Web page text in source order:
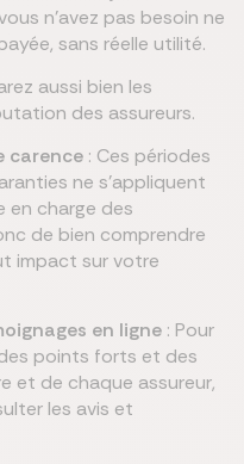
n’avez pas besoin ne
sans réelle utilité.
aussi bien les
des assureurs.
carence: Ces périodes
ne s'appliquent
en charge des
de bien comprendre
impact sur votre
en ligne: Pour
points forts et des
et de chaque assureur,
les avis et